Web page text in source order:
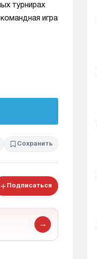
турнирах
игра
Сохранить
Подписаться
→